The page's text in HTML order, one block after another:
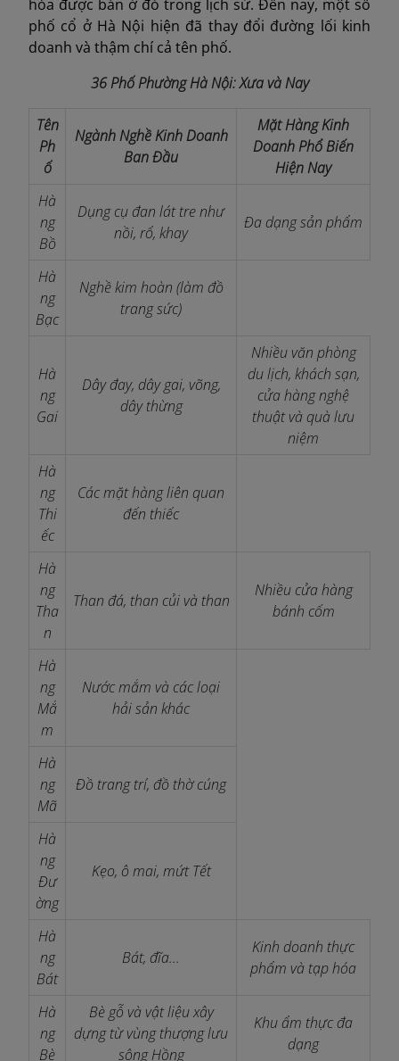
hóa được bán ở đó trong lịch sử. Đến nay, một số
phố cổ ở Hà Nội hiện đã thay đổi đường lối kinh
doanh và thậm chí cả tên phố.
36 Phố Phường Hà Nội: Xưa và Nay
Tên
Ph
ố
Ngành Nghề Kinh Doanh
Ban Đầu
Mặt Hàng Kinh
Doanh Phổ Biến
Hiện Nay
Hà
ng
Bồ
Dụng cụ đan lát tre như
nồi, rổ, khay
Đa dạng sản phẩm
Hà
ng
Bạc
Nghề kim hoàn (làm đồ
trang sức)
Hà
ng
Gai
Dây đay, dây gai, võng,
dây thừng
Nhiều văn phòng
du lịch, khách sạn,
cửa hàng nghệ
thuật và quà lưu
niệm
Hà
ng
Thi
ếc
Các mặt hàng liên quan
đến thiếc
Hà
ng
Tha
n
Than đá, than củi và than
Nhiều cửa hàng
bánh cốm
Hà
ng
Mắ
m
Nước mắm và các loại
hải sản khác
Hà
ng
Mã
Đồ trang trí, đồ thờ cúng
Hà
ng
Đư
ờng
Kẹo, ô mai, mứt Tết
Hà
ng
Bát
Bát, đĩa...
Kinh doanh thực
phẩm và tạp hóa
Hà
ng
Bè
Bè gỗ và vật liệu xây
dựng từ vùng thượng lưu
sông Hồng
Khu ẩm thực đa
dạng